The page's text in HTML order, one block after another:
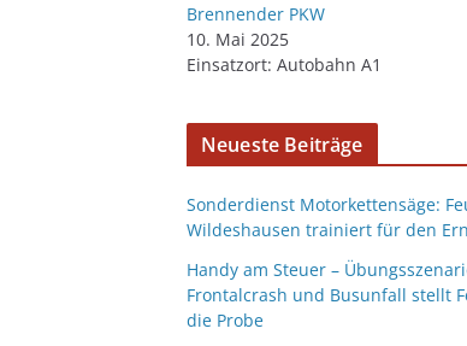
Brennender PKW
10. Mai 2025
Einsatzort: Autobahn A1
Neueste Beiträge
Sonderdienst Motorkettensäge:
Wildeshausen trainiert für den
Handy am Steuer –
Frontalcrash und Busunfall stellt
die Probe